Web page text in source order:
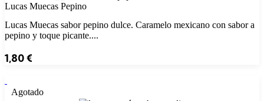
Lucas Muecas Pepino
Lucas Muecas sabor pepino dulce. Caramelo mexicano con sabor a
pepino y toque picante....
1,80€
Agotado